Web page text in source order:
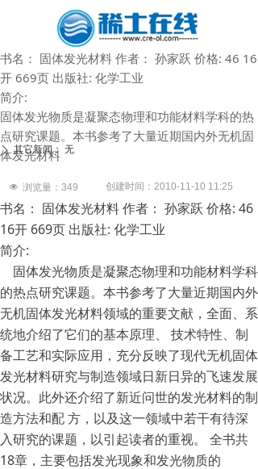
书名： 固体发光材料 作者： 孙家跃 价格: 46 16
开 669页 出版社: 化学工业
简介:
固体发光物质是凝聚态物理和功能材料学科的热
点研究课题。本书参考了大量近期国内外无机固
体发光材料
创建时间： 2010-11-10 11:25
넶 浏览量： 349
书名： 固体发光材料 作者： 孙家跃 价格: 46
16开 669页 出版社: 化学工业
简介:
固体发光物质是凝聚态物理和功能材料学科
的热点研究课题。本书参考了大量近期国内外
无机固体发光材料领域的重要文献，全面、系
统地介绍了它们的基本原理、 技术特性、制
备工艺和实际应用，充分反映了现代无机固体
发光材料研究与制造领域日新日异的飞速发展
状况。此外还介绍了新近问世的发光材料的制
造方法和配 方，以及这一领域中若干有待深
入研究的课题，以引起读者的重视。 全书共
18章，主要包括发光现象和发光物质的
ꄲ 其它新闻： 无